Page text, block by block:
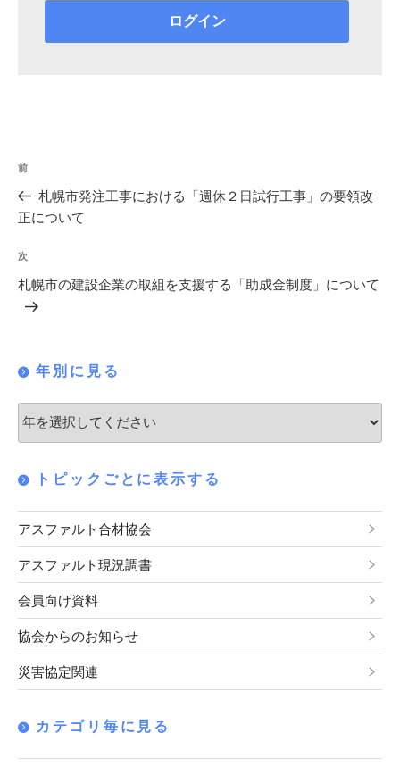
投
稿
ナ
ビ
ゲ
ー
ョ
ン
過
去
の
稿
前
札幌市発注工事における「週休２日試行工事」の要領改
正について
次
の
次
札幌市の建設企業の取組を支援する「助成金制度」について
年別に見る
トピックごとに表示する
アスファルト合材協会
アスファルト現況調書
会員向け資料
協会からのお知らせ
災害協定関連
カテゴリ毎に見る